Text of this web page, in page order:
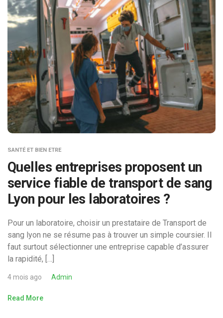
SANTÉ ET BIEN ETRE
Quelles entreprises proposent un
service fiable de transport de sang
Lyon pour les laboratoires ?
Pour un laboratoire, choisir un prestataire de Transport de
sang lyon ne se résume pas à trouver un simple coursier. Il
faut surtout sélectionner une entreprise capable d’assurer
la rapidité, […]
4 mois ago Admin
Read More